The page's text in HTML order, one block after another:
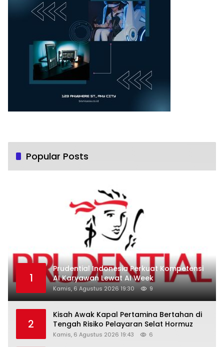
Popular Posts
1
Prudential Indonesia Perkuat Kompetensi
AI Karyawan Lewat AI Week
Kamis, 6 Agustus 2026 19:30 9
2
Kisah Awak Kapal Pertamina Bertahan di
Tengah Risiko Pelayaran Selat Hormuz
Kamis, 6 Agustus 2026 19:43 6